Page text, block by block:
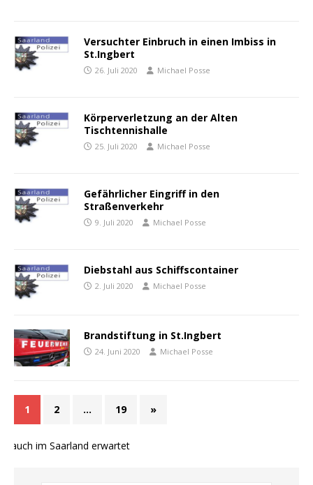
Versuchter Einbruch in einen Imbiss in
St.Ingbert
26. Juli 2020 Michael Posse
Körperverletzung an der Alten
Tischtennishalle
25. Juli 2020 Michael Posse
Gefährlicher Eingriff in den
Straßenverkehr
9. Juli 2020 Michael Posse
Diebstahl aus Schiffscontainer
2. Juli 2020 Michael Posse
Brandstiftung in St.Ingbert
24. Juni 2020 Michael Posse
1 2 … 19 »
auch im Saarland erwartet